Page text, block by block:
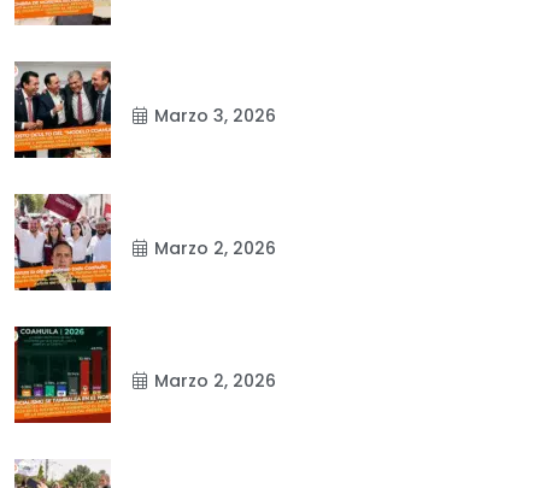
Marzo 3, 2026
Marzo 2, 2026
Marzo 2, 2026